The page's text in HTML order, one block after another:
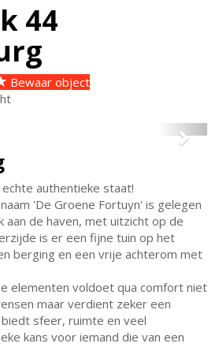
44
Bewaar object
Next
authentieke staat!
'De Groene Fortuyn' is gelegen
aan de haven, met uitzicht op de
is er een fijne tuin op het
berging en een vrije achterom met
elementen voldoet qua comfort niet
maar verdient zeker een
sfeer, ruimte en veel
kans voor iemand die van een